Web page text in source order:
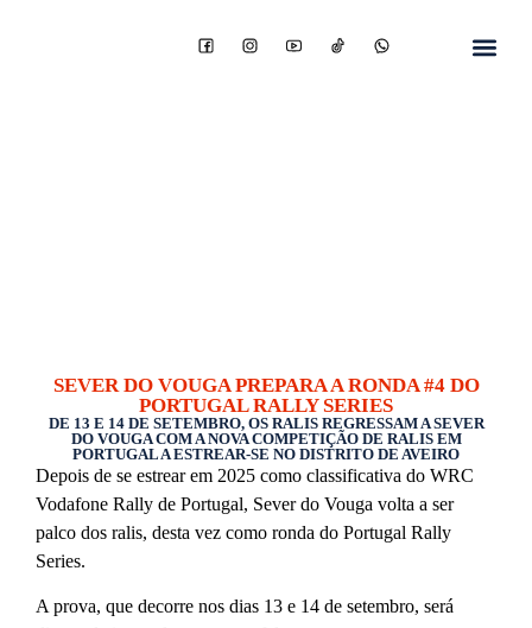
SEVER DO VOUGA PREPARA A RONDA #4 DO
PORTUGAL RALLY SERIES
DE 13 E 14 DE SETEMBRO, OS RALIS REGRESSAM A SEVER
DO VOUGA COM A NOVA COMPETIÇÃO DE RALIS EM
PORTUGAL A ESTREAR-SE NO DISTRITO DE AVEIRO
Depois de se estrear em 2025 como classificativa do WRC
Vodafone Rally de Portugal, Sever do Vouga volta a ser
palco dos ralis, desta vez como ronda do Portugal Rally
Series.
A prova, que decorre nos dias 13 e 14 de setembro, será